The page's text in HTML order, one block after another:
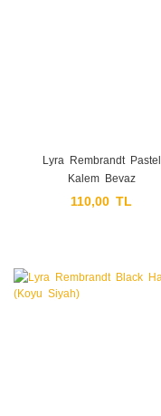
Lyra Rembrandt Pastel
Kalem Beyaz
110,00 TL